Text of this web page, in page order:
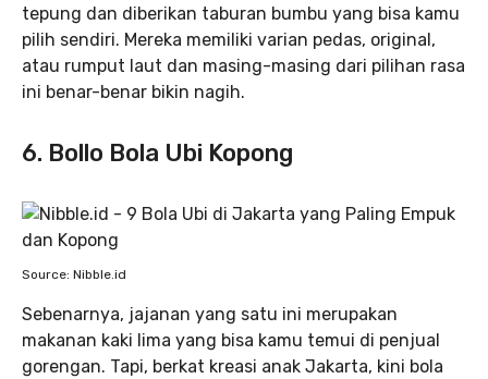
tepung dan diberikan taburan bumbu yang bisa kamu
pilih sendiri. Mereka memiliki varian pedas, original,
atau rumput laut dan masing-masing dari pilihan rasa
ini benar-benar bikin nagih.
6. Bollo Bola Ubi Kopong
Source: Nibble.id
Sebenarnya, jajanan yang satu ini merupakan
makanan kaki lima yang bisa kamu temui di penjual
gorengan. Tapi, berkat kreasi anak Jakarta, kini bola